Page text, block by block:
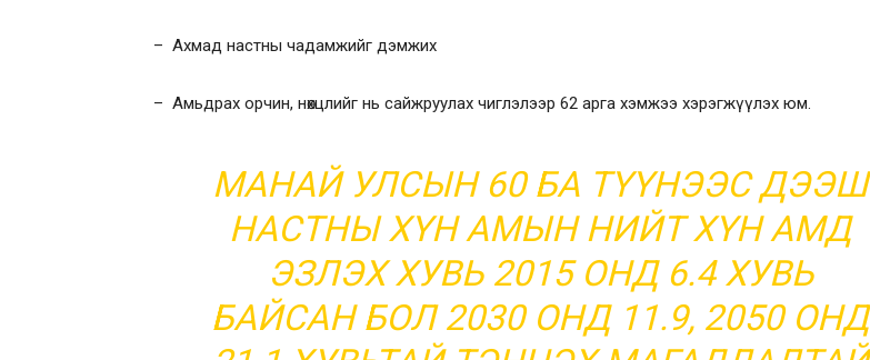
– Ахмад настны чадамжийг дэмжих
– Амьдрах орчин, нөхцлийг нь сайжруулах чиглэлээр 62 арга хэмжээ хэрэгжүүлэх юм.
МАНАЙ УЛСЫН 60 БА ТҮҮНЭЭС ДЭЭШ
НАСТНЫ ХҮН АМЫН НИЙТ ХҮН АМД
ЭЗЛЭХ ХУВЬ 2015 ОНД 6.4 ХУВЬ
БАЙСАН БОЛ 2030 ОНД 11.9, 2050 ОНД